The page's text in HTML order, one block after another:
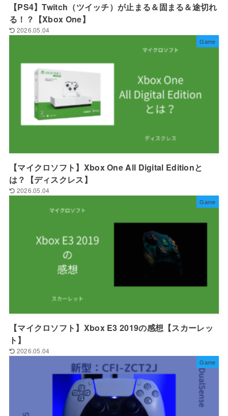
【PS4】Twitch（ツイッチ）が止まる＆固まる＆途切れ
る！？【Xbox One】
2026.05.04
Game
【マイクロソフト】Xbox One All Digital Editionと
は？【ディスクレス】
2026.05.04
Game
【マイクロソフト】Xbox E3 2019の感想【スカーレッ
ト】
2026.05.04
Game